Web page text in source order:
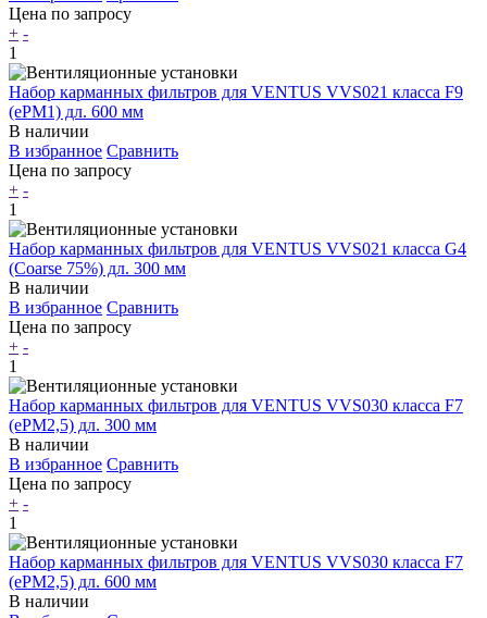
Цена по запросу
+ -
1
Набор карманных фильтров для VENTUS VVS021 класса F9
(ePM1) дл. 600 мм
В наличии
В избранное Сравнить
Цена по запросу
+ -
1
Набор карманных фильтров для VENTUS VVS021 класса G4
(Coarse 75%) дл. 300 мм
В наличии
В избранное Сравнить
Цена по запросу
+ -
1
Набор карманных фильтров для VENTUS VVS030 класса F7
(ePM2,5) дл. 300 мм
В наличии
В избранное Сравнить
Цена по запросу
+ -
1
Набор карманных фильтров для VENTUS VVS030 класса F7
(ePM2,5) дл. 600 мм
В наличии